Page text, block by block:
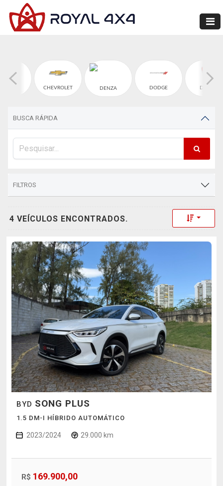
CHEVROLET DENZA DODGE DUCATI
BUSCA RÁPIDA
FILTROS
4 VEÍCULOS ENCONTRADOS. Toggle
BYD SONG PLUS
1.5 DM-I HÍBRIDO AUTOMÁTICO
2023/2024 29.000 km
R$ 169.900,00